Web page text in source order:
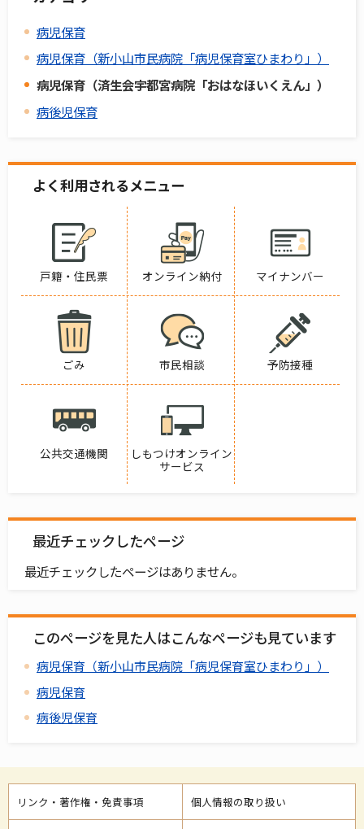
病児保育
病児保育（新小山市民病院「病児保育室ひまわり」）
病児保育（済生会宇都宮病院「おはなほいくえん」）
病後児保育
よく利用されるメニュー
戸籍・住民票 オンライン納付 マイナンバー
ごみ 市民相談 予防接種
公共交通機関
しもつけオンライン
サービス
最近チェックしたページ
最近チェックしたページはありません。
このページを見た人はこんなページも見ています
病児保育（新小山市民病院「病児保育室ひまわり」）
病児保育
病後児保育
リンク・著作権・免責事項 個人情報の取り扱い